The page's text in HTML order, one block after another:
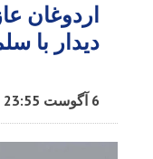
اردوغان
دیدار با
6 آگوست 23:55